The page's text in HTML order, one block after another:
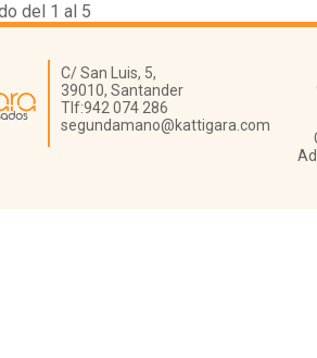
del 1 al 5
C/ San Luis, 5,
39010, Santander
Tlf:942 074 286
segundamano@kattigara.com